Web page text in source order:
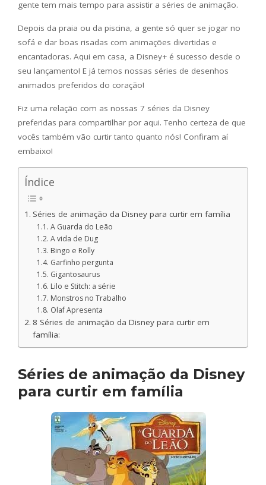
gente tem mais tempo para assistir a séries de animação.
Depois da praia ou da piscina, a gente só quer se jogar no
sofá e dar boas risadas com animações divertidas e
encantadoras. Aqui em casa, a Disney+ é sucesso desde o
seu lançamento! E já temos nossas séries de desenhos
animados preferidos do coração!
Fiz uma relação com as nossas 7 séries da Disney
preferidas para compartilhar por aqui. Tenho certeza de que
vocês também vão curtir tanto quanto nós! Confiram aí
embaixo!
Índice
Séries de animação da Disney para curtir em família
A Guarda do Leão
A vida de Dug
Bingo e Rolly
Garfinho pergunta
Gigantosaurus
Lilo e Stitch: a série
Monstros no Trabalho
Olaf Apresenta
8 Séries de animação da Disney para curtir em
família:
Séries de animação da Disney
para curtir em família